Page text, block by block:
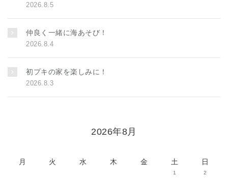
2026.8.5
仲良く一緒に海あそび！
2026.8.4
初プキの家を楽しみに！
2026.8.3
2026年8月
月 火 水 木 金 土 日
1
2